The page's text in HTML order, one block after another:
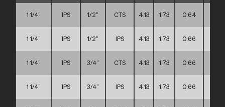
1 1/4” IPS 1/2” CTS 4,13 1,73 0,64
1 1/4” IPS 1/2” IPS 4,13 1,73 0,66
1 1/4” IPS 3/4” CTS 4,13 1,73 0,66
1 1/4” IPS 3/4” IPS 4,13 1,73 0,66